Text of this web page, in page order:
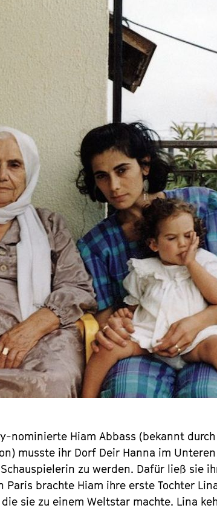
nominierte Hiam Abbass (bekannt
musste ihr Dorf Deir Hanna im
zu werden. Dafür ließ sie
Paris brachte Hiam ihre erste Tochter
sie zu einem Weltstar machte. Lina